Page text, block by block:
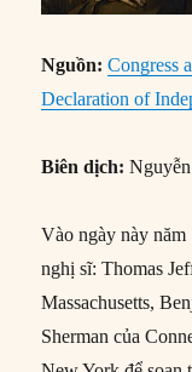
Nguồn: Congress
Declaration of
Biên dịch:
Vào ngày này
nghị sĩ: Thomas
Massachusetts,
Sherman của